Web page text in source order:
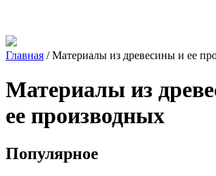
Главная /Материалы из древесины и ее
Материалы из
ее производных
Популярное